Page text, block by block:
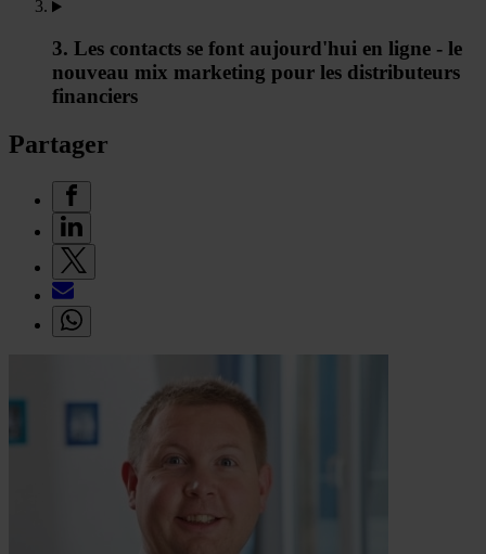
3. Les contacts se font aujourd'hui en ligne - le
nouveau mix marketing pour les distributeurs
financiers
Partager